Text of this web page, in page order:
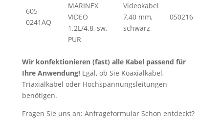
605-
0241AQ
MARINEX
VIDEO
1.2L/4.8, sw,
PUR
Videokabel
7,40 mm,
schwarz
050216
Wir konfektionieren (fast) alle Kabel passend für
Ihre Anwendung!Egal, ob Sie Koaxialkabel,
Triaxialkabel oder Hochspannungsleitungen
benötigen.
Fragen Sie uns an: Anfrageformular Schon entdeckt?